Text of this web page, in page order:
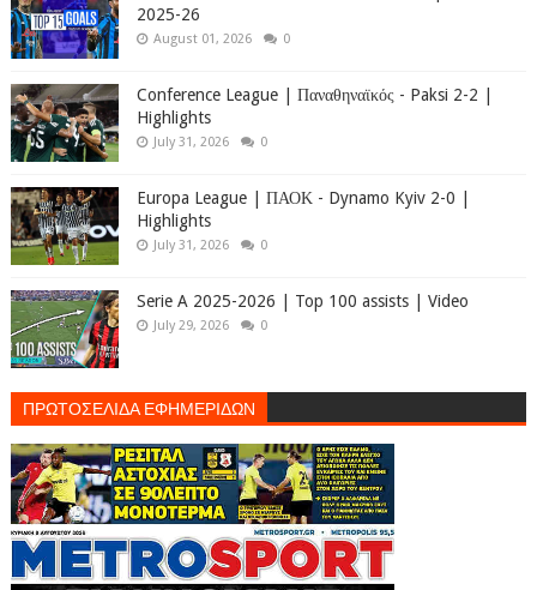
2025-26
August 01, 2026 0
Conference League | Παναθηναϊκός - Paksi 2-2 |
Highlights
July 31, 2026 0
Europa League | ΠΑΟΚ - Dynamo Kyiv 2-0 |
Highlights
July 31, 2026 0
Serie A 2025-2026 | Top 100 assists | Video
July 29, 2026 0
ΠΡΩΤΟΣΕΛΙΔΑ ΕΦΗΜΕΡΙΔΩΝ